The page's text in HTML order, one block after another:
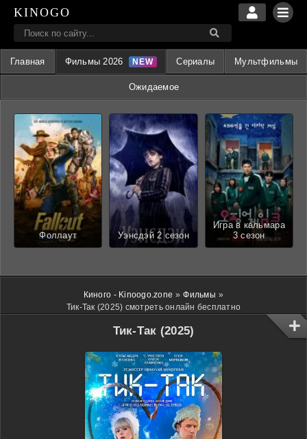
KINOGO
Главная Фильмы 2026 Сериалы Мультфильмы
Ожидаемое
Фоллаут Уэнсдэй 2 сезон
Игра в кальмара
3 сезон
Киного - Kinoogo.zone » Фильмы »
Тик-Так (2025) смотреть онлайн бесплатно
Тик-Так (2025)